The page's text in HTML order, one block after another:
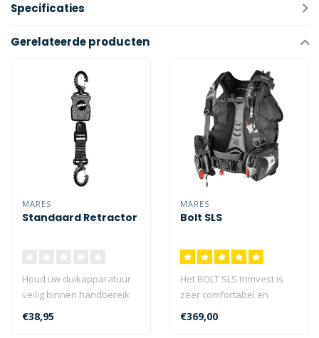
Specificaties
Gerelateerde producten
MARES
Standaard Retractor
Houd uw duikapparatuur
veilig binnen handbereik
met de mogelijkheid om ze
eenvou..
€38,95
MARES
Bolt SLS
Het BOLT SLS trimvest is
zeer comfortabel en
gestroomlijnd. Ideaal voor
op reis,..
€369,00